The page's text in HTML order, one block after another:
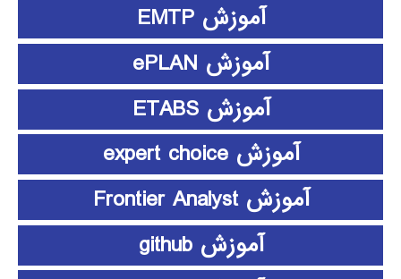
آموزش EMTP
آموزش ePLAN
آموزش ETABS
آموزش expert choice
آموزش Frontier Analyst
آموزش github